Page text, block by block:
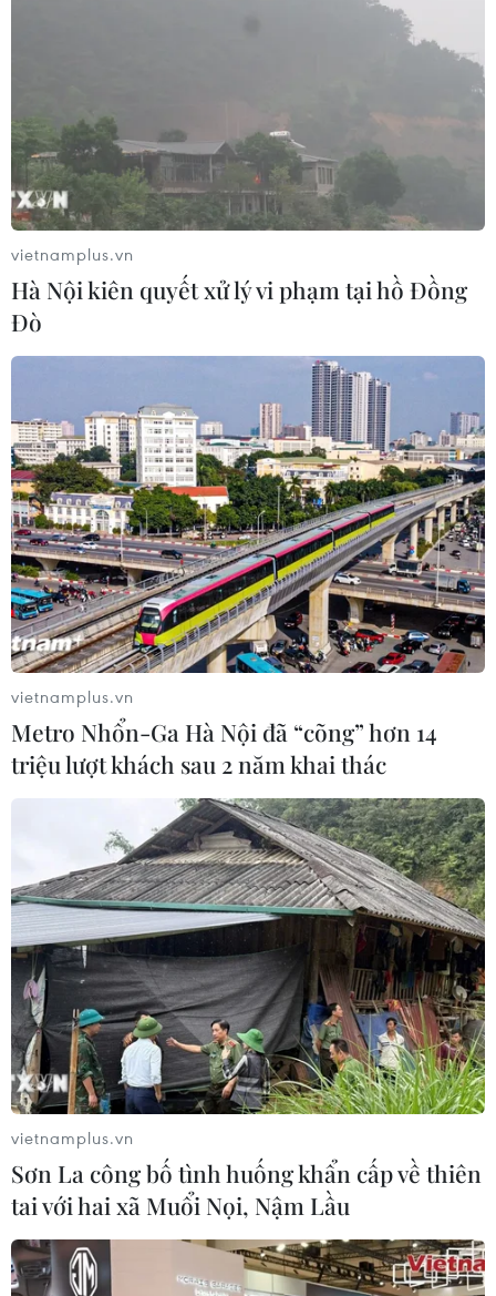
thời gian năm học 2019-2020
22/02/2020 22:45
Bộ Giáo dục và Đào tạo điều chỉnh thời gian Kết thúc
năm học trước ngày 30/6/2020; xét công nhận hoàn
trung học cơ sở trước 15/7.
vietnamplus.vn
Hà Nội kiên quyết xử lý vi phạm tại hồ Đồng
Đò
vietnamplus.vn
Metro Nhổn-Ga Hà Nội đã “cõng” hơn 14
triệu lượt khách sau 2 năm khai thác
vietnamplus.vn
Sơn La công bố tình huống khẩn cấp về thiên
tai với hai xã Muổi Nọi, Nậm Lầu